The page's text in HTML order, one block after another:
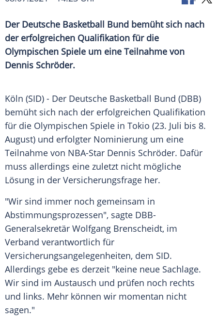
Der Deutsche Basketball Bund bemüht sich nach
der erfolgreichen Qualifikation für die
Olympischen Spiele um eine Teilnahme von
Dennis Schröder.
Köln (SID) - Der Deutsche Basketball Bund (DBB)
bemüht sich nach der erfolgreichen Qualifikation
für die Olympischen Spiele in Tokio (23. Juli bis 8.
August) und erfolgter Nominierung um eine
Teilnahme von NBA-Star Dennis Schröder. Dafür
muss allerdings eine zuletzt nicht mögliche
Lösung in der Versicherungsfrage her.
"Wir sind immer noch gemeinsam in
Abstimmungsprozessen", sagte DBB-
Generalsekretär Wolfgang Brenscheidt, im
Verband verantwortlich für
Versicherungsangelegenheiten, dem SID.
Allerdings gebe es derzeit "keine neue Sachlage.
Wir sind im Austausch und prüfen noch rechts
und links. Mehr können wir momentan nicht
sagen."